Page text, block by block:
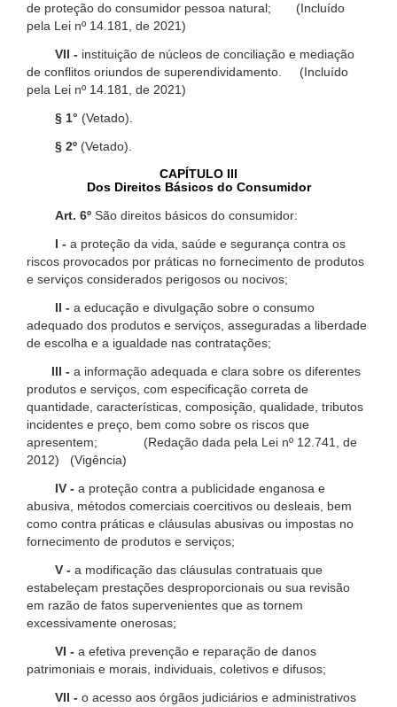
de proteção do consumidor pessoa natural; (Incluído
pela Lei nº 14.181, de 2021)
VII - instituição de núcleos de conciliação e mediação
de conflitos oriundos de superendividamento. (Incluído
pela Lei nº 14.181, de 2021)
§ 1° (Vetado).
§ 2º (Vetado).
CAPÍTULO III
Dos Direitos Básicos do Consumidor
Art. 6º São direitos básicos do consumidor:
I - a proteção da vida, saúde e segurança contra os
riscos provocados por práticas no fornecimento de produtos
e serviços considerados perigosos ou nocivos;
II - a educação e divulgação sobre o consumo
adequado dos produtos e serviços, asseguradas a liberdade
de escolha e a igualdade nas contratações;
III - a informação adequada e clara sobre os diferentes
produtos e serviços, com especificação correta de
quantidade, características, composição, qualidade, tributos
incidentes e preço, bem como sobre os riscos que
apresentem; (Redação dada pela Lei nº 12.741, de
2012) (Vigência)
IV - a proteção contra a publicidade enganosa e
abusiva, métodos comerciais coercitivos ou desleais, bem
como contra práticas e cláusulas abusivas ou impostas no
fornecimento de produtos e serviços;
V - a modificação das cláusulas contratuais que
estabeleçam prestações desproporcionais ou sua revisão
em razão de fatos supervenientes que as tornem
excessivamente onerosas;
VI - a efetiva prevenção e reparação de danos
patrimoniais e morais, individuais, coletivos e difusos;
VII - o acesso aos órgãos judiciários e administrativos